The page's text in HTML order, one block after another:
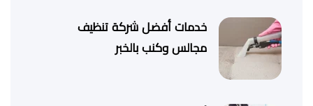
خدمات أفضل شركة تنظيف
مجالس وكنب بالخبر